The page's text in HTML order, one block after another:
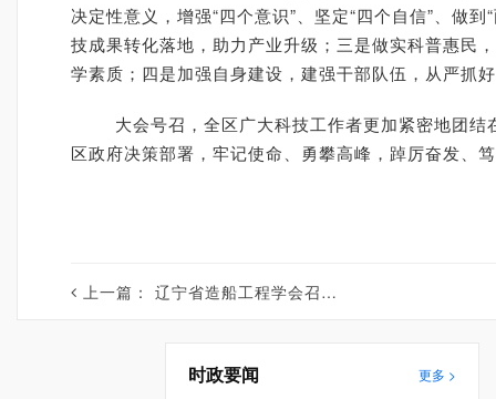
决定性意义，增强“四个意识”、坚定“四个自信”、做
技成果转化落地，助力产业升级；三是做实科普惠民
学素质；四是加强自身建设，建强干部队伍，从严抓
大会号召，全区广大科技工作者更加紧密地团结
区政府决策部署，牢记使命、勇攀高峰，踔厉奋发、
上一篇： 辽宁省造船工程学会召开九届六次理事会、九届九次常务理事会
时政要闻 更多 >